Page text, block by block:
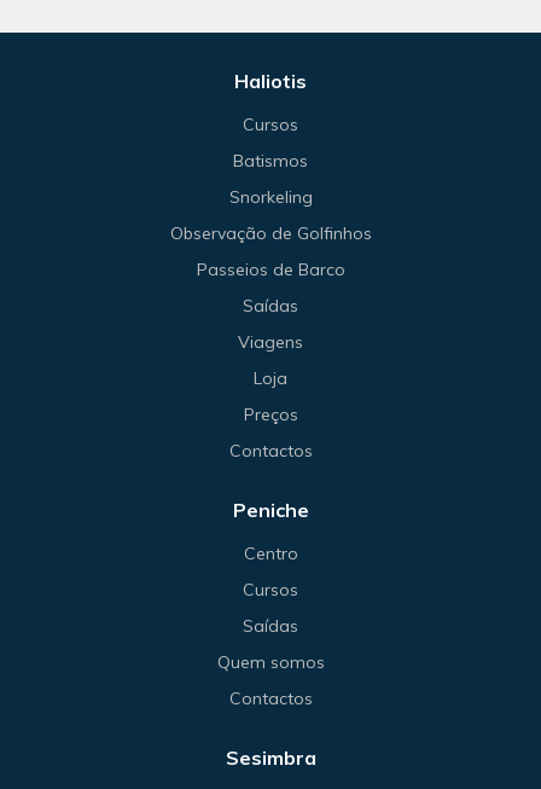
Haliotis
Cursos
Batismos
Snorkeling
Observação de Golfinhos
Passeios de Barco
Saídas
Viagens
Loja
Preços
Contactos
Peniche
Centro
Cursos
Saídas
Quem somos
Contactos
Sesimbra